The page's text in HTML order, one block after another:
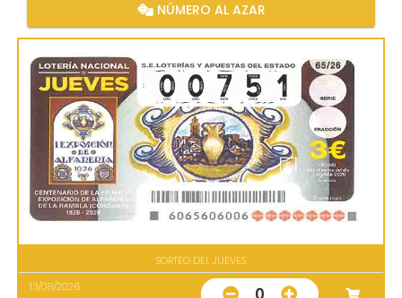
NÚMERO AL AZAR
SORTEO DEL JUEVES
13/08/2026